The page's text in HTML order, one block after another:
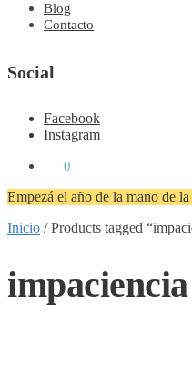
Blog
Contacto
Social
Facebook
Instagram
0
Empezá el año de la mano de
Inicio /Products tagged
impaciencia